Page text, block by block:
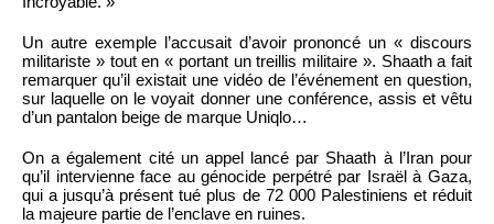
Un autre exemple l’accusait d’avoir prononcé un « discours
militariste » tout en « portant un treillis militaire ». Shaath a fait
remarquer qu’il existait une vidéo de l’événement en question,
sur laquelle on le voyait donner une conférence, assis et vêtu
d’un pantalon beige de marque Uniqlo…
On a également cité un appel lancé par Shaath à l’Iran pour
qu’il intervienne face au génocide perpétré par Israël à Gaza,
qui a jusqu’à présent tué plus de 72 000 Palestiniens et réduit
la majeure partie de l’enclave en ruines.